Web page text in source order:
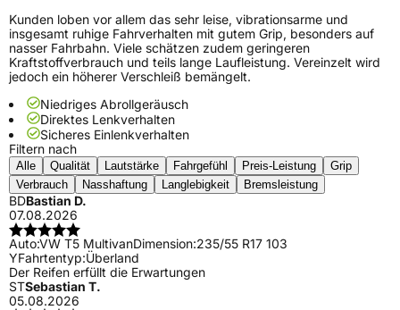
Kunden loben vor allem das sehr leise, vibrationsarme und
insgesamt ruhige Fahrverhalten mit gutem Grip, besonders auf
nasser Fahrbahn. Viele schätzen zudem geringeren
Kraftstoffverbrauch und teils lange Laufleistung. Vereinzelt wird
jedoch ein höherer Verschleiß bemängelt.
Niedriges Abrollgeräusch
Direktes Lenkverhalten
Sicheres Einlenkverhalten
Filtern nach
Alle Qualität Lautstärke Fahrgefühl Preis-Leistung
Grip
Verbrauch
Nasshaftung Langlebigkeit Bremsleistung
BDBastian D.
07.08.2026
Auto:VW T5 MultivanDimension:235/55 R17 103
YFahrtentyp:Überland
Der Reifen erfüllt die Erwartungen
STSebastian T.
05.08.2026